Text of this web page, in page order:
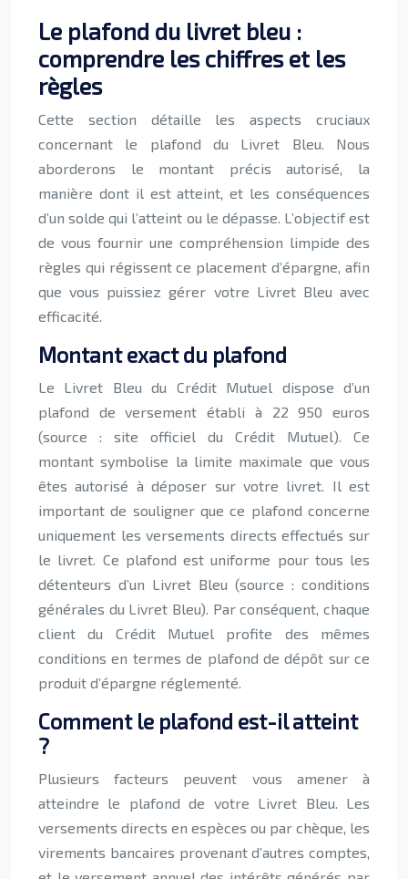
Le plafond du livret bleu :
comprendre les chiffres et les
règles
Cette section détaille les aspects cruciaux
concernant le plafond du Livret Bleu. Nous
aborderons le montant précis autorisé, la
manière dont il est atteint, et les conséquences
d’un solde qui l’atteint ou le dépasse. L’objectif est
de vous fournir une compréhension limpide des
règles qui régissent ce placement d’épargne, afin
que vous puissiez gérer votre Livret Bleu avec
efficacité.
Montant exact du plafond
Le Livret Bleu du Crédit Mutuel dispose d’un
plafond de versement établi à 22 950 euros
(source : site officiel du Crédit Mutuel). Ce
montant symbolise la limite maximale que vous
êtes autorisé à déposer sur votre livret. Il est
important de souligner que ce plafond concerne
uniquement les versements directs effectués sur
le livret. Ce plafond est uniforme pour tous les
détenteurs d’un Livret Bleu (source : conditions
générales du Livret Bleu). Par conséquent, chaque
client du Crédit Mutuel profite des mêmes
conditions en termes de plafond de dépôt sur ce
produit d’épargne réglementé.
Comment le plafond est-il atteint
?
Plusieurs facteurs peuvent vous amener à
atteindre le plafond de votre Livret Bleu. Les
versements directs en espèces ou par chèque, les
virements bancaires provenant d’autres comptes,